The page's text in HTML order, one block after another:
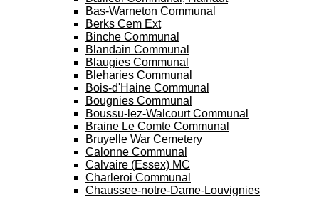
Bas-Warneton Communal
Berks Cem Ext
Binche Communal
Blandain Communal
Blaugies Communal
Bleharies Communal
Bois-d'Haine Communal
Bougnies Communal
Boussu-lez-Walcourt Communal
Braine Le Comte Communal
Bruyelle War Cemetery
Calonne Communal
Calvaire (Essex) MC
Charleroi Communal
Chaussee-notre-Dame-Louvignies